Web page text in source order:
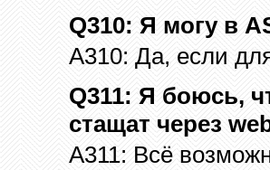
Q310: Я могу в
A310: Да, если
Q311: Я боюсь,
стащат через
A311: Всё